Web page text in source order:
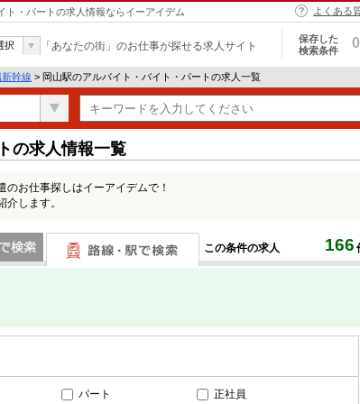
ト・パートの求人情報ならイーアイデム よくある
択 「あなたの街」のお仕事が探せる求人サイト
保存した
検索条件
0
新幹線 > 岡山駅のアルバイト・バイト・パートの求人一覧
の求人情報一覧
お仕事探しはイーアイデムで！
します。
この条件の求人 166
パート 正社員